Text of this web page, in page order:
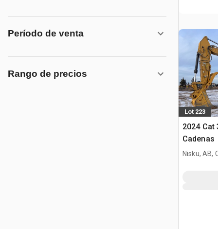
Período de venta
Rango de precios
Lot 223
2024 Cat
Cadenas
Nisku, AB,